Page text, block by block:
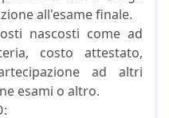
all'esame finale.
nascosti come ad
costo attestato,
ad altri
esami o altro.